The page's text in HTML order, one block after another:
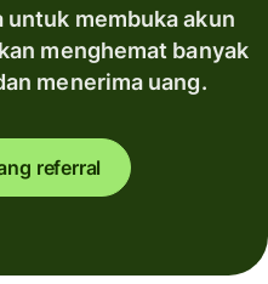
untuk membuka akun
menghemat banyak
menerima uang.
referral